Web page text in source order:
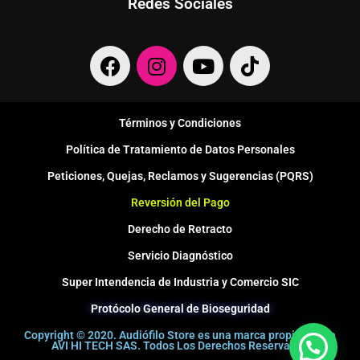
F
a
e
o
o
I
n
t
a
g
r
a
Y
o
t
u
b
e
T
i
k
Términos y Condiciones
Política de Tratamiento de Datos Personales
Peticiones, Quejas, Reclamos y Sugerencias (PQRS)
Reversión del Pago
Derecho de Retracto
Servicio Diagnóstico
Super Intendencia de Industria y Comercio SIC
Protócolo General de Bioseguridad
Copyright © 2020. Audiófilo Store es una marca propiedad de
AVI HI TECH SAS. Todos Los Derechos Reservados